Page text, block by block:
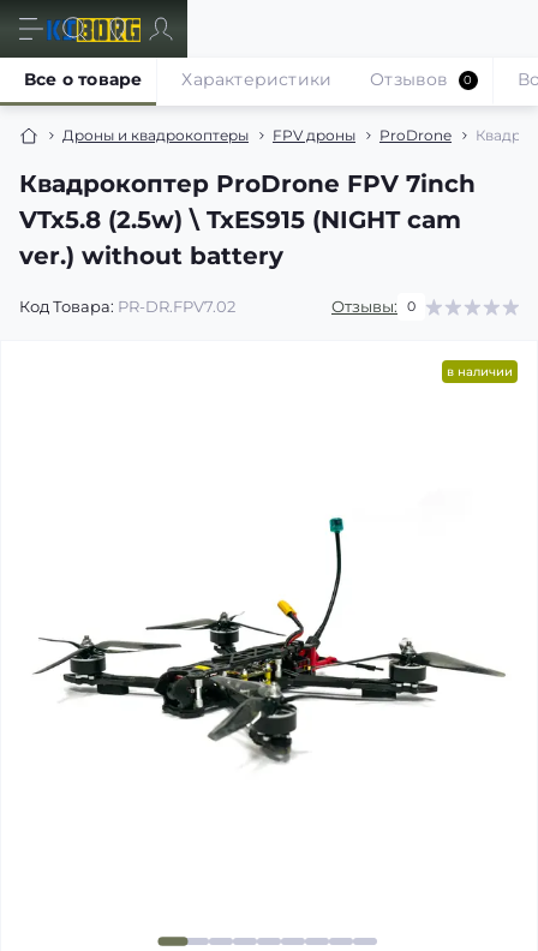
Дроны и квадрокоптеры FPV дроны ProDrone
Квадрокоптер ProDrone FPV 7inch
VTx5.8 (2.5w) \ TxES915 (NIGHT cam
ver.) without battery
Код Товара: PR-DR.FPV7.02 Отзывы: 0
Все о товаре Характеристики Отзывов 0
в наличии